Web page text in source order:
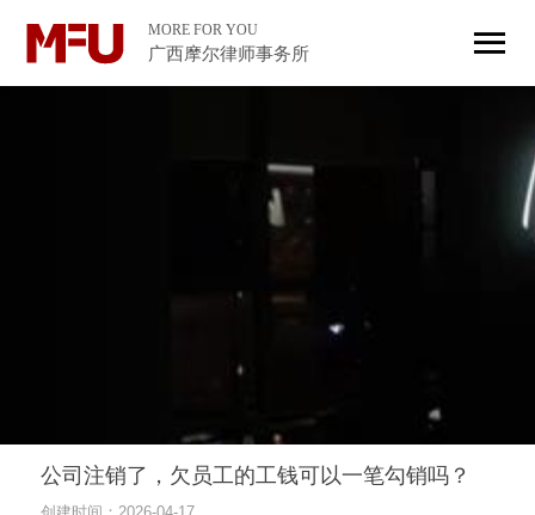
MORE FOR YOU
广西摩尔律师事务所
公司注销了，欠员工的工钱可以一笔勾销吗？